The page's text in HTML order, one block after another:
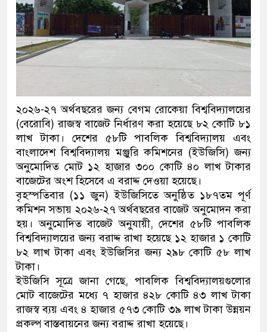
২০২৬-২৭ অর্থবছরের জন্য বেগম রোকেয়া বিশ্ববিদ্যালয়ের
(বেরোবি) রাজস্ব বাজেট নির্ধারণ করা হয়েছে ৮২ কোটি ৮১
লাখ টাকা। দেশের ৫৮টি পাবলিক বিশ্ববিদ্যালয় এবং
বাংলাদেশ বিশ্ববিদ্যালয় মঞ্জুরি কমিশনের (ইউজিসি) জন্য
অনুমোদিত মোট ১২ হাজার ৩০০ কোটি ৪০ লাখ টাকার
বাজেটের অংশ হিসেবে এ বরাদ্দ দেওয়া হয়েছে।
বৃহস্পতিবার (১১ জুন) ইউজিসিতে অনুষ্ঠিত ১৮৭তম পূর্ণ
কমিশন সভায় ২০২৬-২৭ অর্থবছরের বাজেট অনুমোদন করা
হয়। অনুমোদিত বাজেট অনুযায়ী, দেশের ৫৮টি পাবলিক
বিশ্ববিদ্যালয়ের জন্য বরাদ্দ রাখা হয়েছে ১২ হাজার ১ কোটি
৮২ লাখ টাকা এবং ইউজিসির জন্য ২৯৮ কোটি ৫৮ লাখ
টাকা।
ইউজিসি সূত্রে জানা গেছে, পাবলিক বিশ্ববিদ্যালয়গুলোর
মোট বাজেটের মধ্যে ৭ হাজার ৪২৮ কোটি ৪৩ লাখ টাকা
রাজস্ব ব্যয় এবং ৪ হাজার ৫৭৩ কোটি ৩৯ লাখ টাকা উন্নয়ন
প্রকল্প বাস্তবায়নের জন্য বরাদ্দ রাখা হয়েছে।